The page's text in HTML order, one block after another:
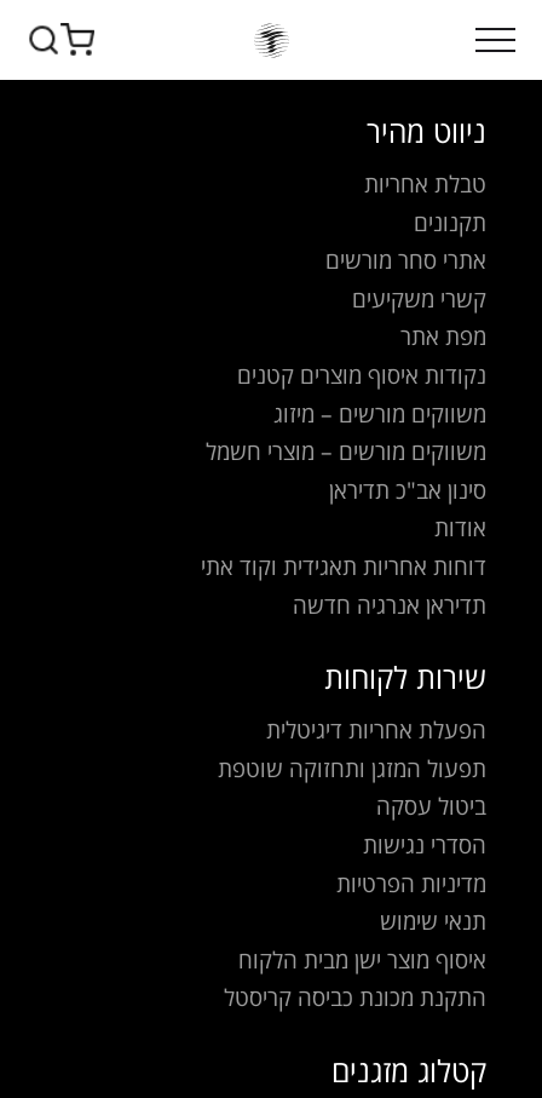
ניווט מהיר
טבלת אחריות
תקנונים
אתרי סחר מורשים
קשרי משקיעים
מפת אתר
נקודות איסוף מוצרים קטנים
משווקים מורשים – מיזוג
משווקים מורשים – מוצרי חשמל
סינון אב"כ תדיראן
אודות
דוחות אחריות תאגידית וקוד אתי
תדיראן אנרגיה חדשה
שירות לקוחות
הפעלת אחריות דיגיטלית
תפעול המזגן ותחזוקה שוטפת
ביטול עסקה
הסדרי נגישות
מדיניות הפרטיות
תנאי שימוש
איסוף מוצר ישן מבית הלקוח
התקנת מכונת כביסה קריסטל
קטלוג מזגנים